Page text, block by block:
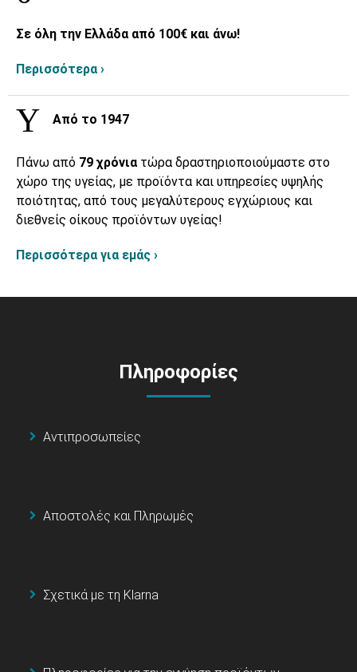
Σε όλη την Ελλάδα από 100€ και άνω!
Περισσότερα ›
Από το 1947
Πάνω από 79 χρόνια τώρα δραστηριοποιούμαστε στο
χώρο της υγείας, με προϊόντα και υπηρεσίες υψηλής
ποιότητας, από τους μεγαλύτερους εγχώριους και
διεθνείς οίκους προϊόντων υγείας!
Περισσότερα για εμάς ›
Πληροφορίες
Αντιπροσωπείες
Αποστολές και Πληρωμές
Σχετικά με τη Klarna